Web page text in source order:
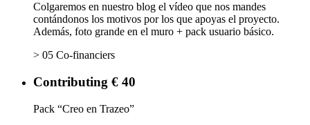
Colgaremos en nuestro blog el vídeo que nos mandes
contándonos los motivos por los que apoyas el proyecto.
Además, foto grande en el muro + pack usuario básico.
> 05 Co-financiers
Contributing € 40
Pack “Creo en Trazeo”